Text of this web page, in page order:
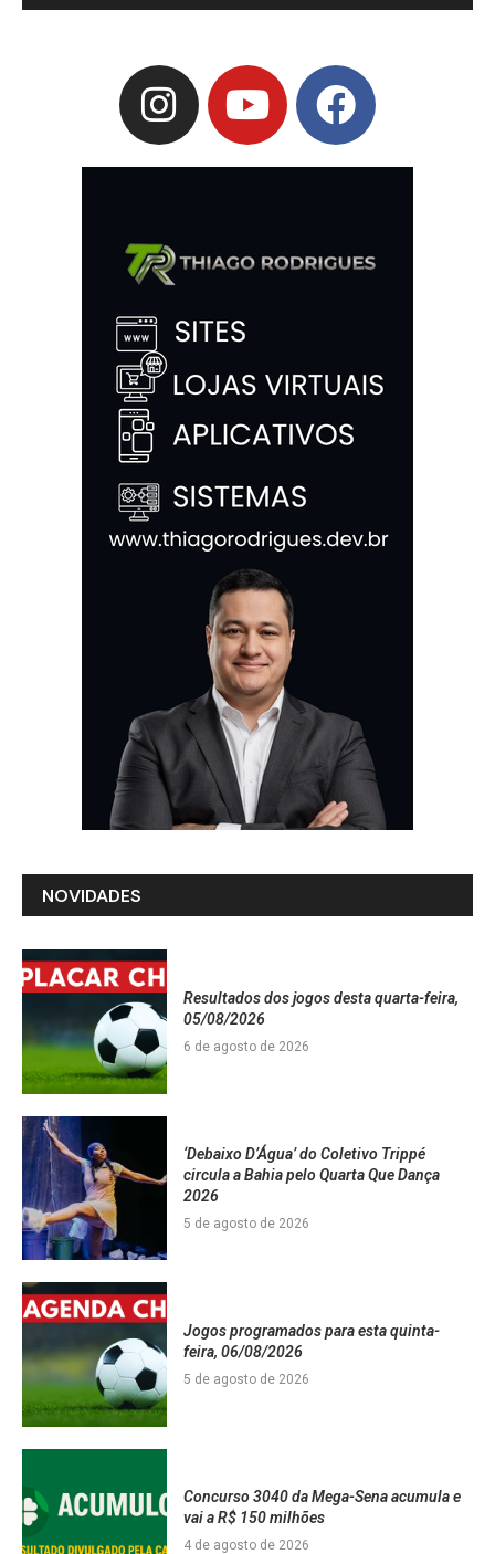
NOVIDADES
Resultados dos jogos desta quarta-feira,
05/08/2026
6 de agosto de 2026
‘Debaixo D’Água’ do Coletivo Trippé
circula a Bahia pelo Quarta Que Dança
2026
5 de agosto de 2026
Jogos programados para esta quinta-
feira, 06/08/2026
5 de agosto de 2026
Concurso 3040 da Mega-Sena acumula e
vai a R$ 150 milhões
4 de agosto de 2026